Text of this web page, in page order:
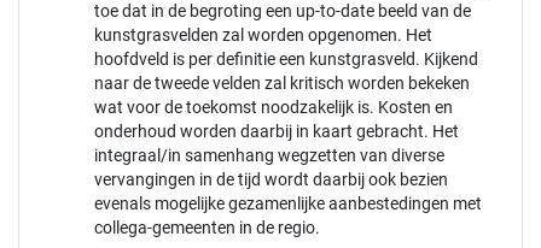
toe dat in de begroting een up-to-date beeld van de
kunstgrasvelden zal worden opgenomen. Het
hoofdveld is per definitie een kunstgrasveld. Kijkend
naar de tweede velden zal kritisch worden bekeken
wat voor de toekomst noodzakelijk is. Kosten en
onderhoud worden daarbij in kaart gebracht. Het
integraal/in samenhang wegzetten van diverse
vervangingen in de tijd wordt daarbij ook bezien
evenals mogelijke gezamenlijke aanbestedingen met
collega-gemeenten in de regio.